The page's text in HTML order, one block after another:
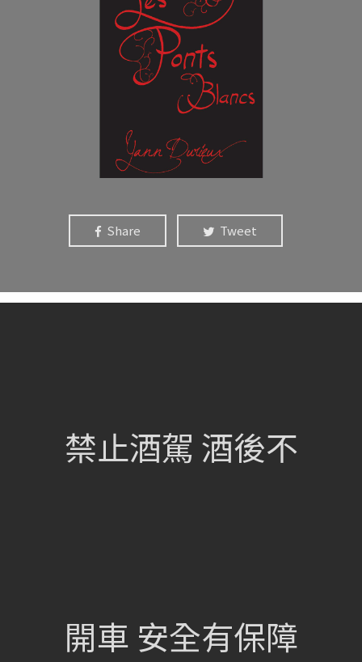
Share Tweet
葡萄酒單
瀏覽收藏
105 台北市松山區民族東路675號
禁止酒駕 酒後不
開車 安全有保障